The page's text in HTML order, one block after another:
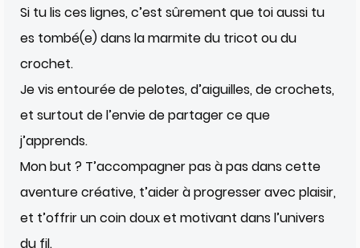
Si tu lis ces lignes, c’est sûrement que toi aussi tu
es tombé(e) dans la marmite du tricot ou du
crochet.
Je vis entourée de pelotes, d’aiguilles, de crochets,
et surtout de l’envie de partager ce que
j’apprends.
Mon but ? T’accompagner pas à pas dans cette
aventure créative, t’aider à progresser avec plaisir,
et t’offrir un coin doux et motivant dans l’univers
du fil.